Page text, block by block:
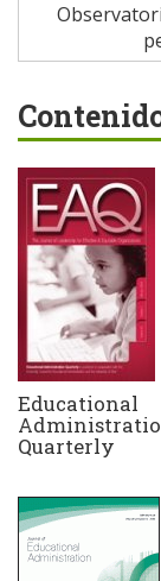
Educational
Quarterly